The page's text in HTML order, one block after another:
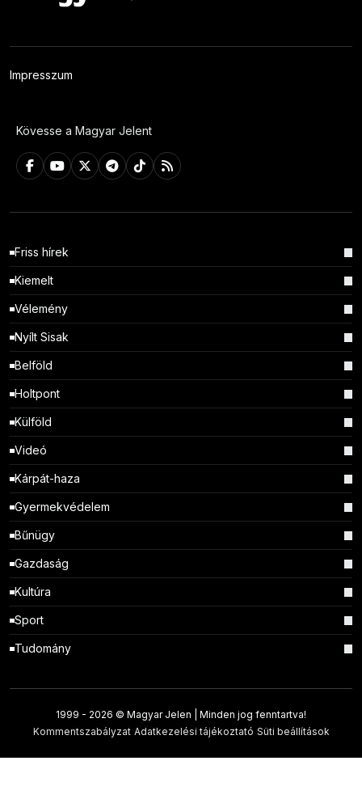
Impresszum
Kövesse a Magyar Jelent
Friss hírek
Kiemelt
Vélemény
Nyílt Sisak
Belföld
Holtpont
Külföld
Videó
Kárpát-haza
Gyermekvédelem
Bűnügy
Gazdaság
Kultúra
Sport
Tudomány
1999 - 2026 © Magyar Jelen | Minden jog fenntartva!
Kommentszabályzat Adatkezelési tájékoztató Süti beállítások